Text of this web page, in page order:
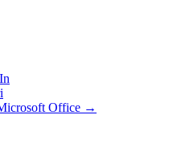
Office →